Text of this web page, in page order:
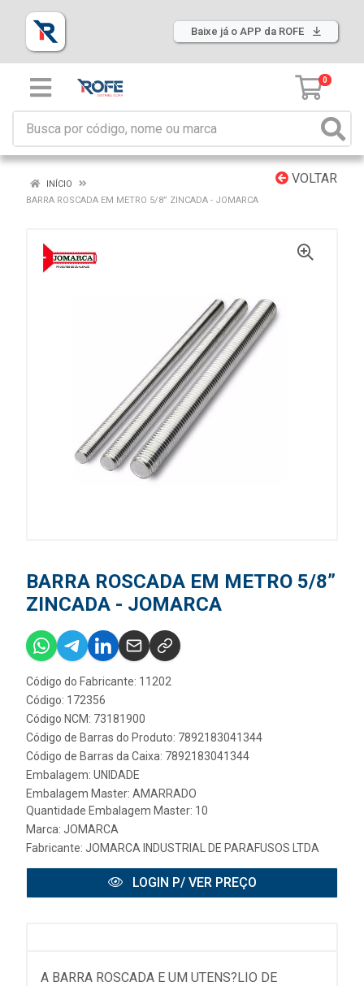
Baixe já o APP da ROFE
0
VOLTAR
INÍCIO
BARRA ROSCADA EM METRO 5/8” ZINCADA - JOMARCA
BARRA ROSCADA EM METRO 5/8”
ZINCADA - JOMARCA
Código do Fabricante: 11202
Código: 172356
Código NCM: 73181900
Código de Barras do Produto: 7892183041344
Código de Barras da Caixa: 7892183041344
Embalagem: UNIDADE
Embalagem Master: AMARRADO
Quantidade Embalagem Master: 10
Marca: JOMARCA
Fabricante: JOMARCA INDUSTRIAL DE PARAFUSOS LTDA
LOGIN P/ VER PREÇO
A BARRA ROSCADA E UM UTENS?LIO DE